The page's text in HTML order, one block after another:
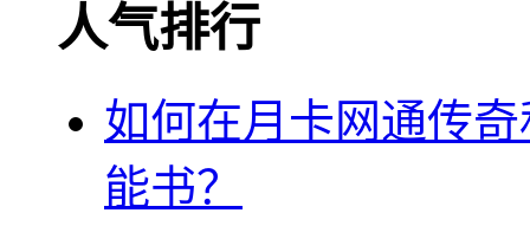
人气排行
如何在月卡网通传
能书？